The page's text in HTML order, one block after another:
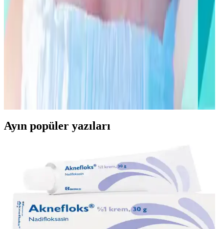
Bebek ve çocuklar için güneş kremi seçerken yüksek SPF, mineral
içerik ve güvenlik ön planda olmalı. Doğru kullanımla güneşin
Alerjik Pişik Nedir, Belirtileri ve Etkili Tedavi
Alerjik pişik, çocuklarda sık görülen cilt rahatsızlığıdır. Belirtileri ve
tedavi yöntemleri hakkında detaylı bilgiler ile cilt sağlığınızı
Ayın popüler yazıları